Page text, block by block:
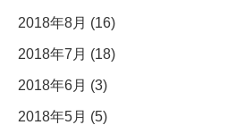
2018年8月 (16)
2018年7月 (18)
2018年6月 (3)
2018年5月 (5)